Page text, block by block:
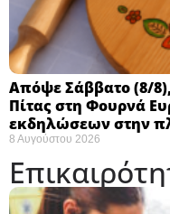
Απόψε Σάββατο (8/8),
Πίτας στη Φουρνά
εκδηλώσεων στην
8 Αυγούστου 2026